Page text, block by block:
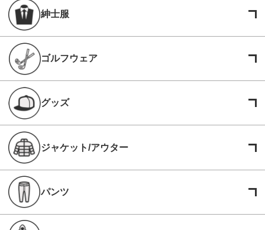
紳士服
ゴルフウェア
グッズ
ジャケット/アウター
パンツ